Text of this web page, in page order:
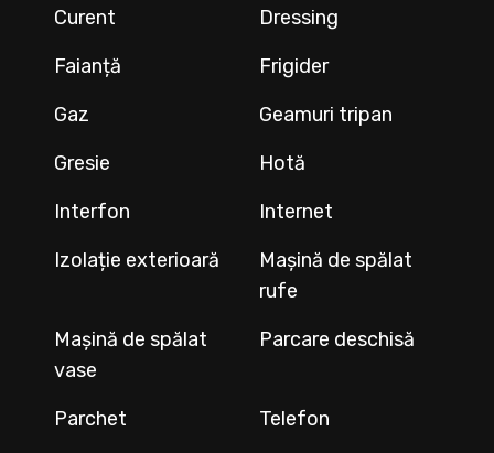
Curent
Dressing
Faianță
Frigider
Gaz
Geamuri tripan
Gresie
Hotă
Interfon
Internet
Izolație exterioară
Mașină de spălat
rufe
Mașină de spălat
vase
Parcare deschisă
Parchet
Telefon